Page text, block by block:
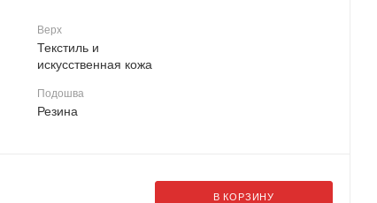
Верх
Текстиль и
искусственная кожа
Подошва
Резина
В КОРЗИНУ